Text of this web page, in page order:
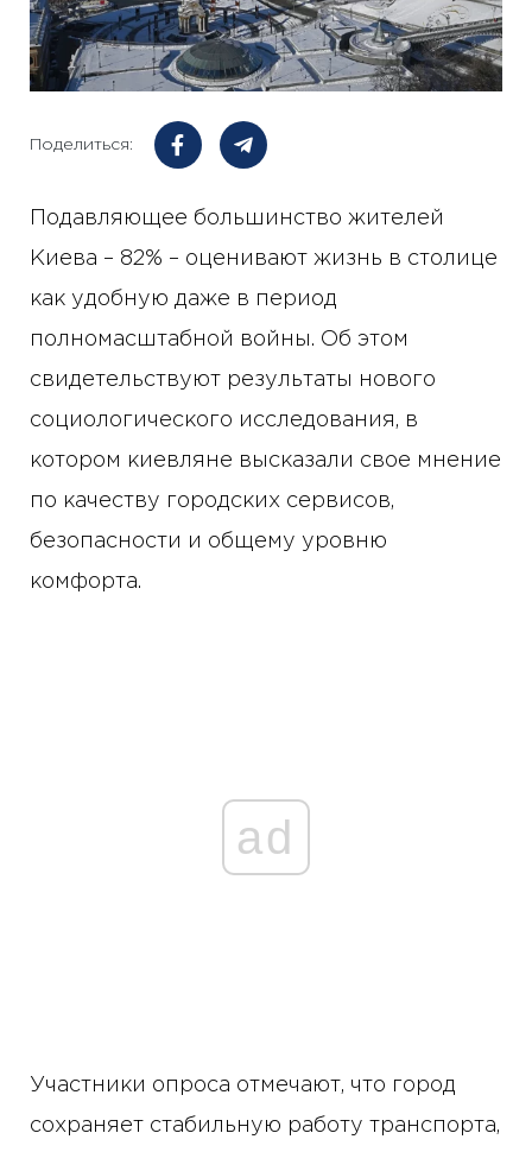
Поделиться:
Подавляющее большинство жителей
Киева – 82% – оценивают жизнь в столице
как удобную даже в период
полномасштабной войны. Об этом
свидетельствуют результаты нового
социологического исследования, в
котором киевляне высказали свое мнение
по качеству городских сервисов,
безопасности и общему уровню
комфорта.
ad
Участники опроса отмечают, что город
сохраняет стабильную работу транспорта,